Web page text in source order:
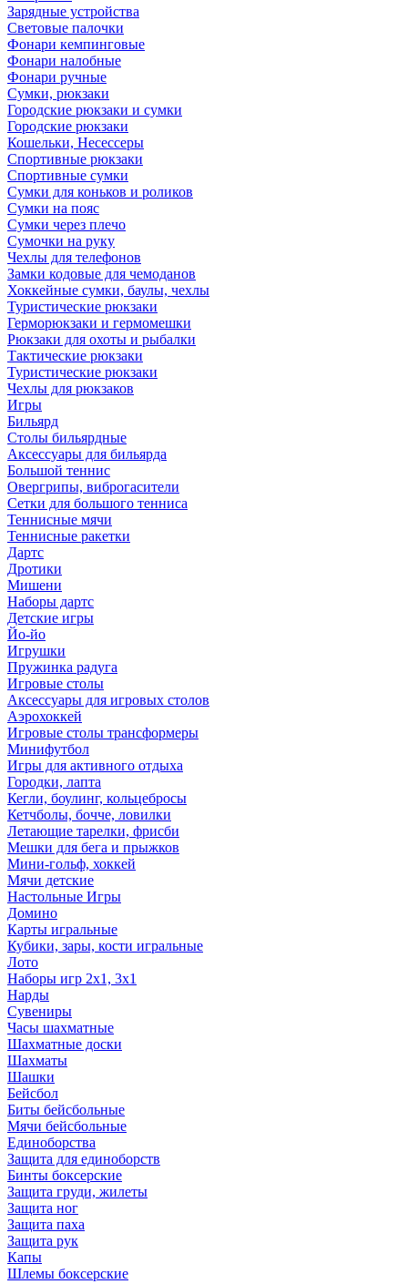
Зарядные устройства
Световые палочки
Фонари кемпинговые
Фонари налобные
Фонари ручные
Сумки, рюкзаки
Городские рюкзаки и сумки
Городские рюкзаки
Кошельки, Несессеры
Спортивные рюкзаки
Спортивные сумки
Сумки для коньков и роликов
Сумки на пояс
Сумки через плечо
Сумочки на руку
Чехлы для телефонов
Замки кодовые для чемоданов
Хоккейные сумки, баулы, чехлы
Туристические рюкзаки
Герморюкзаки и гермомешки
Рюкзаки для охоты и рыбалки
Тактические рюкзаки
Туристические рюкзаки
Чехлы для рюкзаков
Игры
Бильярд
Столы бильярдные
Аксессуары для бильярда
Большой теннис
Овергрипы, виброгасители
Сетки для большого тенниса
Теннисные мячи
Теннисные ракетки
Дартс
Дротики
Мишени
Наборы дартс
Детские игры
Йо-йо
Игрушки
Пружинка радуга
Игровые столы
Аксессуары для игровых столов
Аэрохоккей
Игровые столы трансформеры
Минифутбол
Игры для активного отдыха
Городки, лапта
Кегли, боулинг, кольцебросы
Кетчболы, бочче, ловилки
Летающие тарелки, фрисби
Мешки для бега и прыжков
Мини-гольф, хоккей
Мячи детские
Настольные Игры
Домино
Карты игральные
Кубики, зары, кости игральные
Лото
Наборы игр 2х1, 3х1
Нарды
Сувениры
Часы шахматные
Шахматные доски
Шахматы
Шашки
Бейсбол
Биты бейсбольные
Мячи бейсбольные
Единоборства
Защита для единоборств
Бинты боксерские
Защита груди, жилеты
Защита ног
Защита паха
Защита рук
Капы
Шлемы боксерские